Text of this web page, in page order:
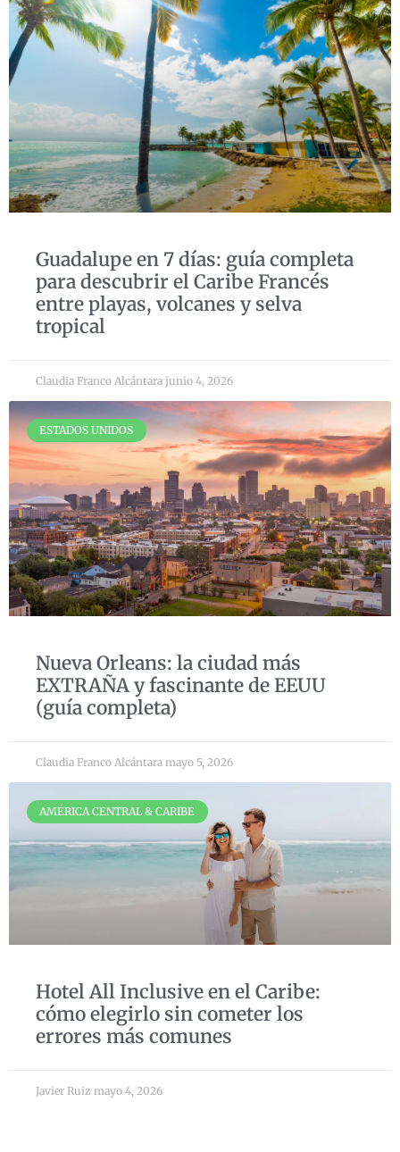
Guadalupe en 7 días: guía completa
para descubrir el Caribe Francés
entre playas, volcanes y selva
tropical
Claudia Franco Alcántara junio 4, 2026
ESTADOS UNIDOS
Nueva Orleans: la ciudad más
EXTRAÑA y fascinante de EEUU
(guía completa)
Claudia Franco Alcántara mayo 5, 2026
AMÉRICA CENTRAL & CARIBE
Hotel All Inclusive en el Caribe:
cómo elegirlo sin cometer los
errores más comunes
Javier Ruiz mayo 4, 2026